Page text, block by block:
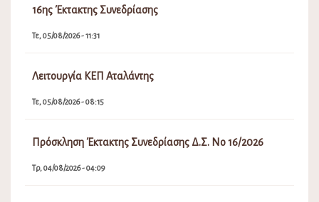
16ης Έκτακτης Συνεδρίασης
Τε, 05/08/2026 - 11:31
Λειτουργία ΚΕΠ Αταλάντης
Τε, 05/08/2026 - 08:15
Πρόσκληση Έκτακτης Συνεδρίασης Δ.Σ. Νο 16/2026
Τρ, 04/08/2026 - 04:09